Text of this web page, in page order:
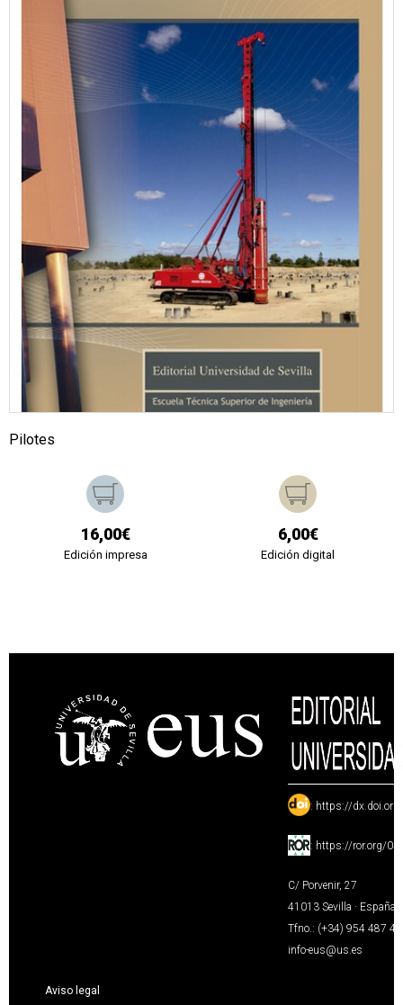
Pilotes
16,00€
Edición impresa
6,00€
Edición digital
: https://
: https://ror.org/
C/ Porvenir, 27
41013 Sevilla · España
Tfno.: (+34) 954 487
info-eus@us.es
Aviso legal